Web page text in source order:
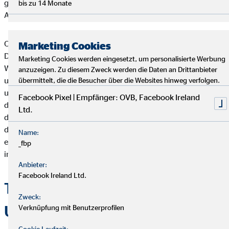
garantiert jeder auf seine Kosten, der mal vom hektischen
Alltag ausspannen möchte.
Oder wie wäre es mit einer mehrtägigen Tour mit dem Fahrrad?
Der Rheinradweg gilt als einer der modernsten Radwege der
Welt, im Norden führt der Ostseeradweg an der Küste entlang
und der Moselradweg kommt an tollen historischen Städten
und Weinbergen vorbei. Und das sind nur einige Tipps von all
den Fahrradrouten, die Deutschland zu bieten hat. Für
diejenigen, die lieber zu Fuß unterwegs sind, gibt es
deutschlandweit wunderschöne Fernwanderwege zu
erkunden, oder man pilgert die Jakobswege entlang, die auch
in Deutschland zahlreich vorhanden sind.
Tipps für einen entspannten
Urlaubsstart
bis zu 14 Monate
Marketing Cookies
Marketing Cookies werden eingesetzt, um personalisierte Werbung
anzuzeigen. Zu diesem Zweck werden die Daten an Drittanbieter
übermittelt, die die Besucher über die Websites hinweg verfolgen.
Facebook Pixel | Empfänger: OVB, Facebook Ireland
Ltd.
Name:
_fbp
Anbieter:
Facebook Ireland Ltd.
Zweck:
Verknüpfung mit Benutzerprofilen